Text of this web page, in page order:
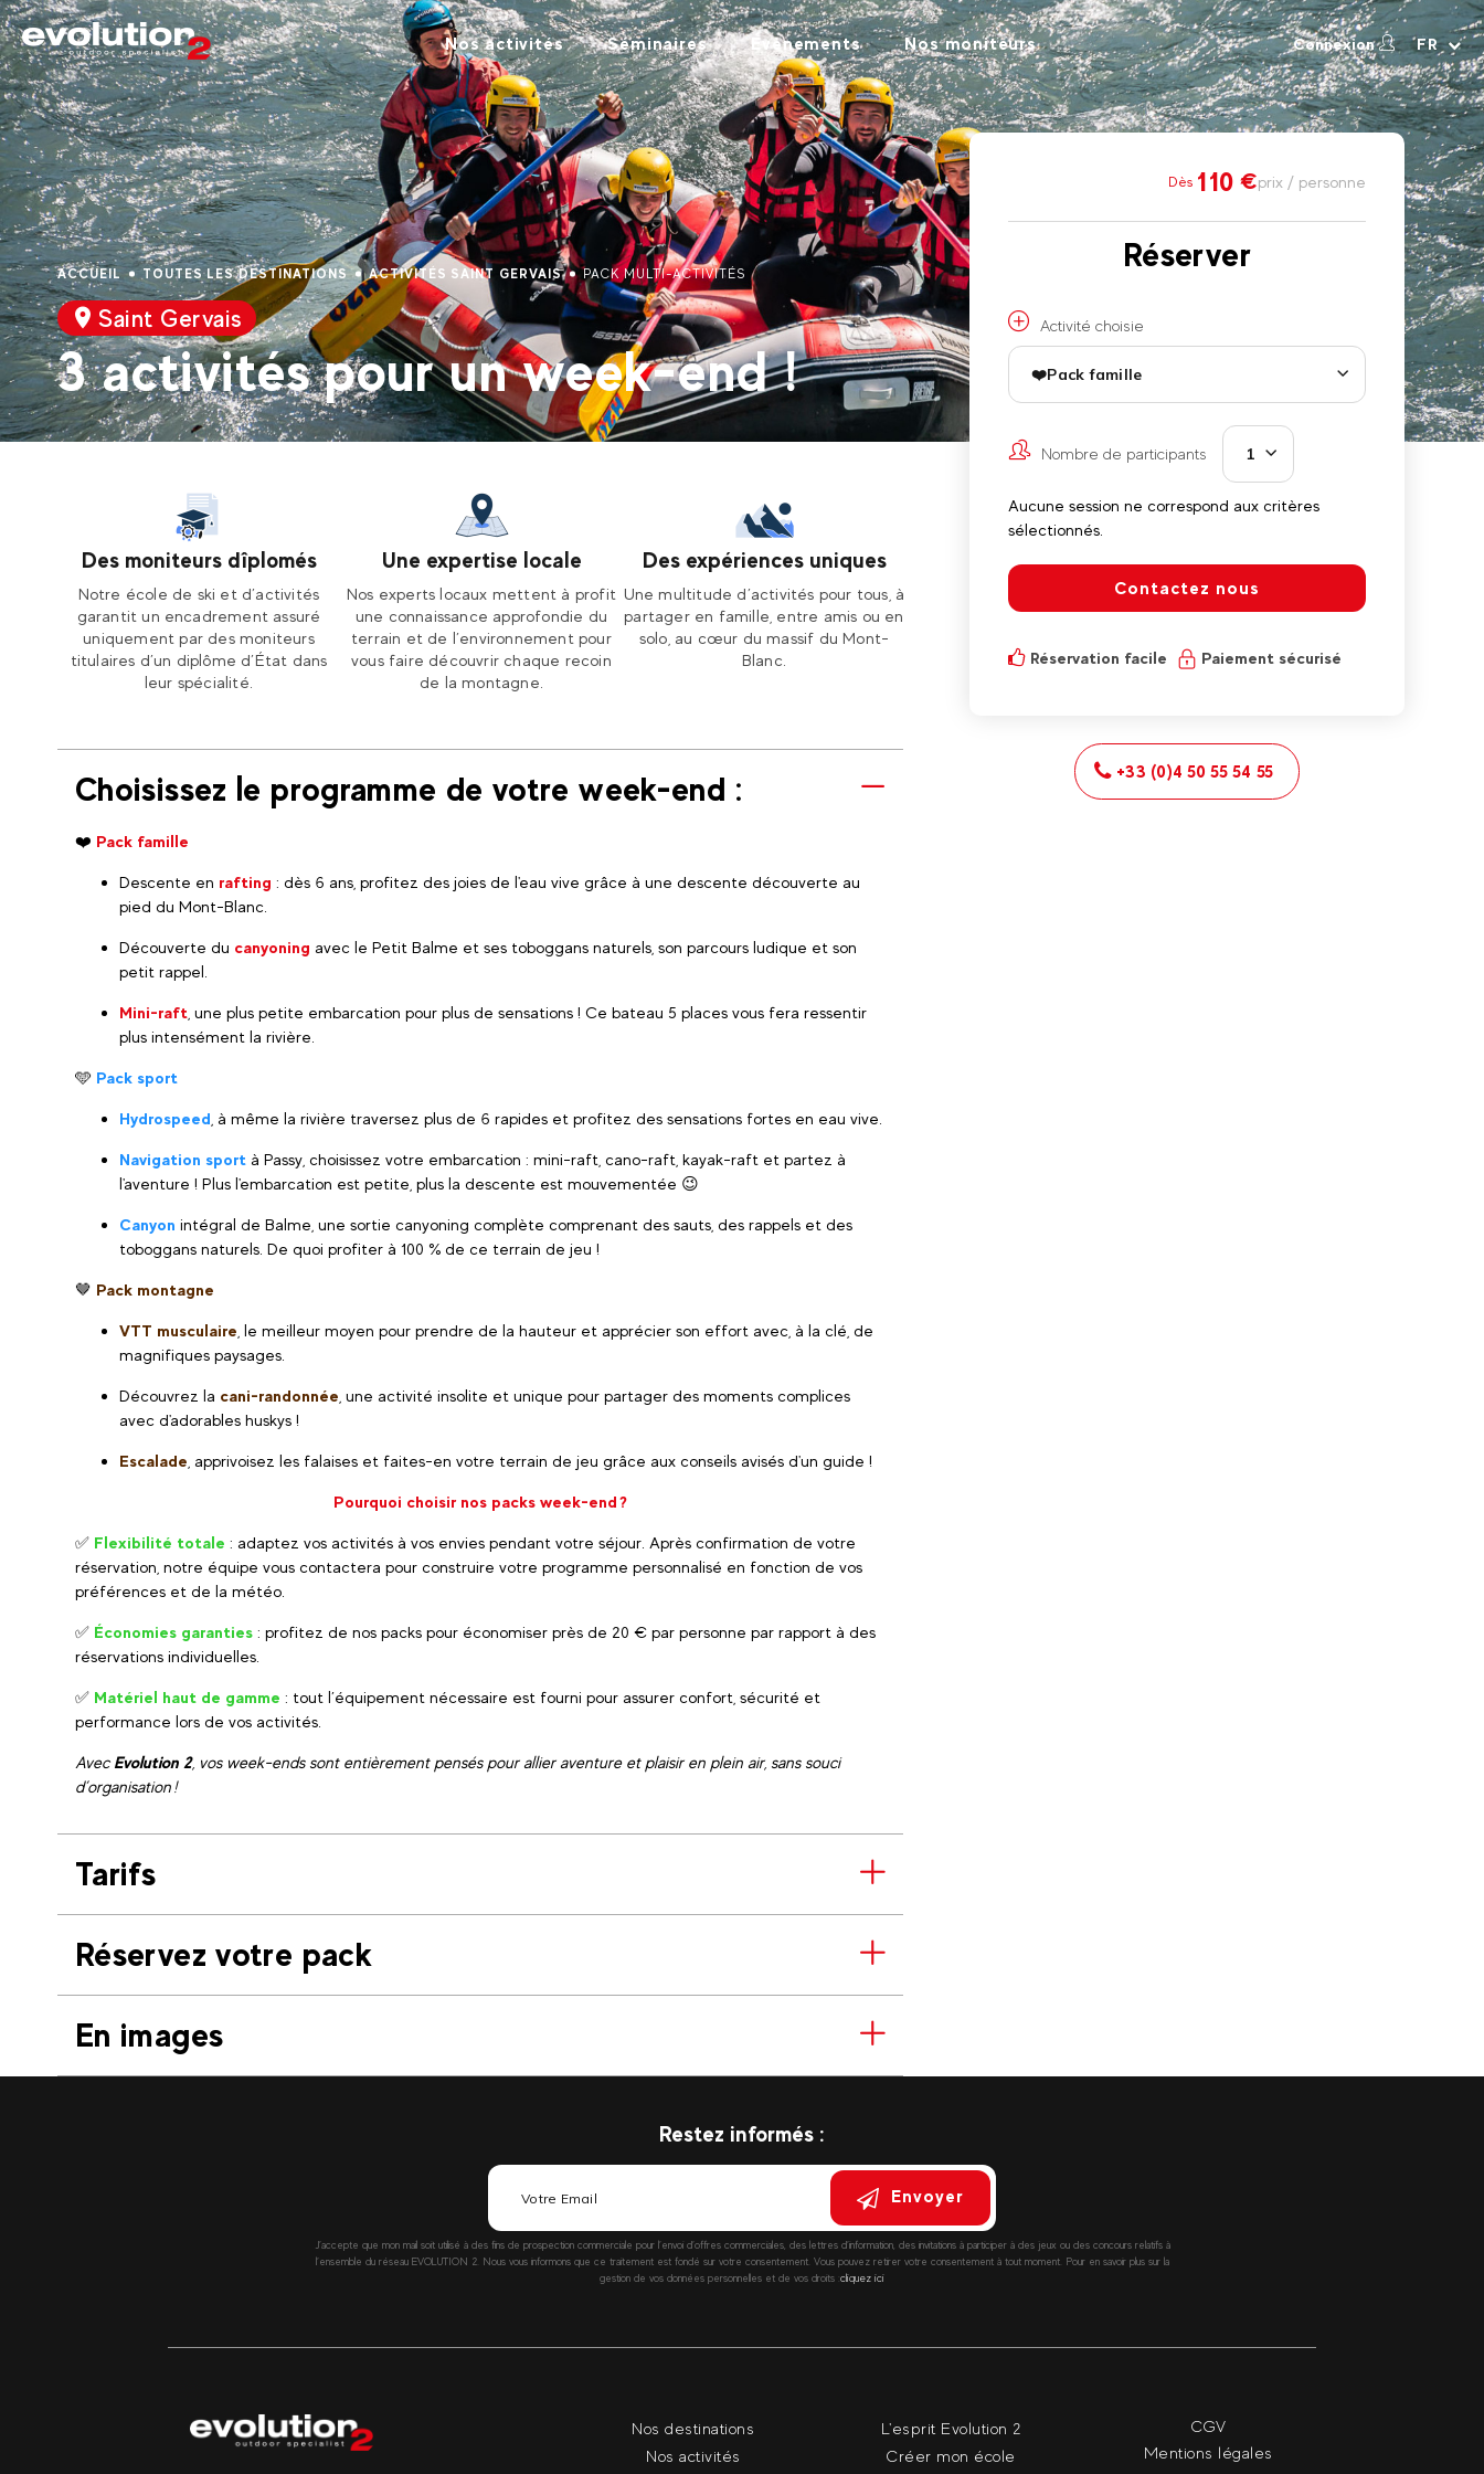
Nos activités Séminaires Évènements Nos moniteurs Connexion FR
ACCUEIL TOUTES LES DESTINATIONS ACTIVITÉS SAINT GERVAIS PACK MULTI-ACTIVITÉS
Saint Gervais
3 activités pour un week-end !
Des moniteurs dîplomés
Notre école de ski et d’activités
garantit un encadrement assuré
uniquement par des moniteurs
titulaires d’un diplôme d’État dans
leur spécialité.
Une expertise locale
Nos experts locaux mettent à profit
une connaissance approfondie du
terrain et de l’environnement pour
vous faire découvrir chaque recoin
de la montagne.
Des expériences uniques
Une multitude d’activités pour tous, à
partager en famille, entre amis ou en
solo, au cœur du massif du Mont-
Blanc.
Choisissez le programme de votre week-end :
❤️ Pack famille
Descente en rafting : dès 6 ans, profitez des joies de l'eau vive grâce à une descente découverte au
pied du Mont-Blanc.
Découverte du canyoning avec le Petit Balme et ses toboggans naturels, son parcours ludique et son
petit rappel.
Mini-raft , une plus petite embarcation pour plus de sensations ! Ce bateau 5 places vous fera ressentir
plus intensément la rivière.
🩵 Pack sport
Hydrospeed , à même la rivière traversez plus de 6 rapides et profitez des sensations fortes en eau vive.
Navigation sport à Passy, choisissez votre embarcation : mini-raft, cano-raft, kayak-raft et partez à
l'aventure ! Plus l'embarcation est petite, plus la descente est mouvementée 😉
Canyon intégral de Balme, une sortie canyoning complète comprenant des sauts, des rappels et des
toboggans naturels. De quoi profiter à 100 % de ce terrain de jeu !
🤎 Pack montagne
VTT musculaire , le meilleur moyen pour prendre de la hauteur et apprécier son effort avec, à la clé, de
magnifiques paysages.
Découvrez la cani-randonnée , une activité insolite et unique pour partager des moments complices
avec d'adorables huskys !
Escalade , apprivoisez les falaises et faites-en votre terrain de jeu grâce aux conseils avisés d'un guide !
Pourquoi choisir nos packs week-end ?
✅ Flexibilité totale : adaptez vos activités à vos envies pendant votre séjour. Après confirmation de votre
réservation, notre équipe vous contactera pour construire votre programme personnalisé en fonction de vos
préférences et de la météo.
✅ Économies garanties : profitez de nos packs pour économiser près de 20 € par personne par rapport à des
réservations individuelles.
✅ Matériel haut de gamme : tout l’équipement nécessaire est fourni pour assurer confort, sécurité et
performance lors de vos activités.
AvecEvolution 2, vos week-ends sont entièrement pensés pour allier aventure et plaisir en plein air, sans souci
d’organisation !
Tarifs
Réservez votre pack
En images
Dès 110 €prix / personne
Réserver
Activité choisie
❤️Pack famille
Nombre de participants 1
Aucune session ne correspond aux critères
sélectionnés.
Contactez nous
Réservation facile Paiement sécurisé
+33 (0)4 50 55 54 55
Restez informés :
Envoyer
J’accepte que mon mail soit utilisé à des fins de prospection commerciale pour l’envoi d’offres commerciales, des lettres d’information, des invitations à participer à des jeux ou des concours relatifs à
l’ensemble du réseau EVOLUTION 2. Nous vous informons que ce traitement est fondé sur votre consentement. Vous pouvez retirer votre consentement à tout moment. Pour en savoir plus sur la
gestion de vos données personnelles et de vos droits :cliquez ici
Nos destinations
Nos activités
L'esprit Evolution 2
Créer mon école
CGV
Mentions légales